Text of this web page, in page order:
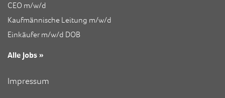
CEO m/w/d
Kaufmännische Leitung m/w/d
Einkäufer m/w/d DOB
Alle Jobs »
Impressum